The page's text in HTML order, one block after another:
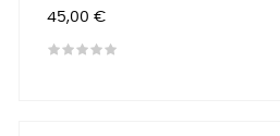
Prix
45,00 €